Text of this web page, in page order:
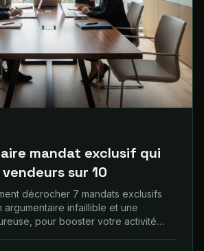
mandat exclusif qui
sur 10
décrocher 7 mandats exclusifs
argumentaire infaillible et une
pour booster votre activité